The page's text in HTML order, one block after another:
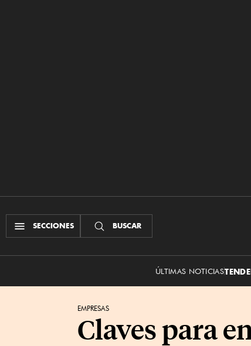
SECCIONES BUSCAR
ÚLTIMAS NOTICIAS
EMPRESAS
Claves para